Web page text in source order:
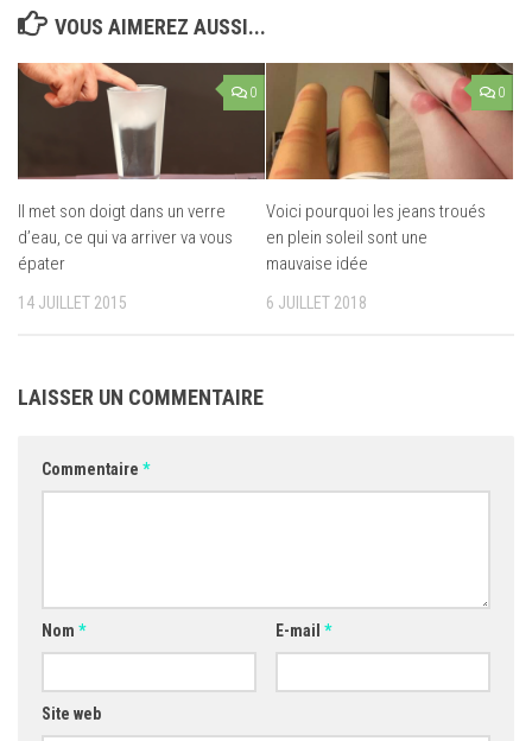
VOUS AIMEREZ AUSSI...
0
Il met son doigt dans un verre
d’eau, ce qui va arriver va vous
épater
14 JUILLET 2015
0
Voici pourquoi les jeans troués
en plein soleil sont une
mauvaise idée
6 JUILLET 2018
LAISSER UN COMMENTAIRE
Commentaire *
Nom * E-mail *
Site web